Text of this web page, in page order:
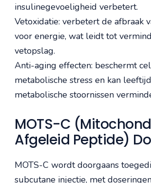
insulinegevoeligheid verbetert.
Vetoxidatie: verbetert de afbraak
voor energie, wat leidt tot
vetopslag.
Anti-aging effecten: beschermt
metabolische stress en kan
metabolische stoornissen
MOTS-C
Afgeleid Peptide)
MOTS-C wordt doorgaans
subcutane injectie, met